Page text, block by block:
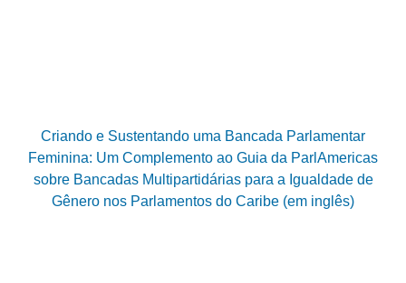
Criando e Sustentando uma Bancada Parlamentar
Feminina: Um Complemento ao Guia da ParlAmericas
sobre Bancadas Multipartidárias para a Igualdade de
Gênero nos Parlamentos do Caribe (em inglês)